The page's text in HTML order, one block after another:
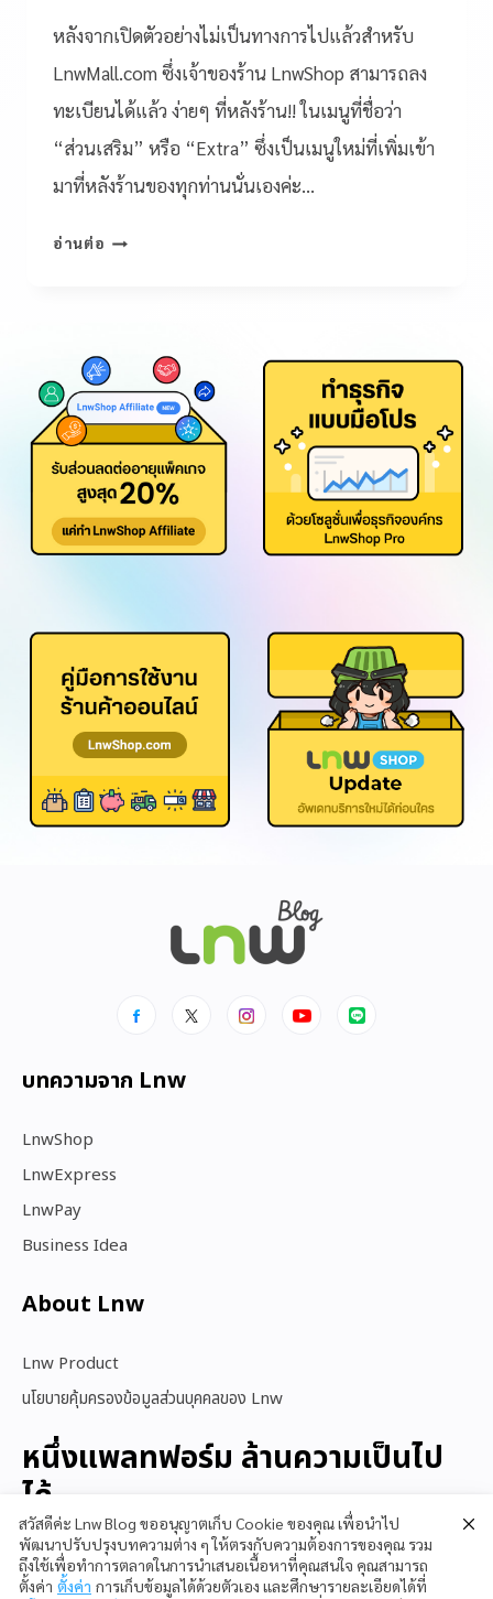
หลังจากเปิดตัวอย่างไม่เป็นทางการไปแล้วสำหรับ
LnwMall.com ซึ่งเจ้าของร้าน LnwShop สามารถลง
ทะเบียนได้แล้ว ง่ายๆ ที่หลังร้าน!! ในเมนูที่ชื่อว่า
“ส่วนเสริม” หรือ “Extra” ซึ่งเป็นเมนูใหม่ที่เพิ่มเข้า
มาที่หลังร้านของทุกท่านนั่นเองค่ะ…
อ่านต่อ
บทความจาก Lnw
LnwShop
LnwExpress
LnwPay
Business Idea
About Lnw​
Lnw Product
นโยบายคุ้มครองข้อมูลส่วนบุคคลของ Lnw
หนึ่งแพลทฟอร์ม ล้านความเป็นไป
ได้
สนใจใช้ LnwShop
สวัสดีค่ะ Lnw Blog ขออนุญาตเก็บ Cookie ของคุณ เพื่อนำไป
พัฒนาปรับปรุงบทความต่าง ๆ ให้ตรงกับความต้องการของคุณ รวม
ถึงใช้เพื่อทำการตลาดในการนำเสนอเนื้อหาที่คุณสนใจ คุณสามารถ
ตั้งค่า ตั้งค่า การเก็บข้อมูลได้ด้วยตัวเอง และศึกษารายละเอียดได้ที่